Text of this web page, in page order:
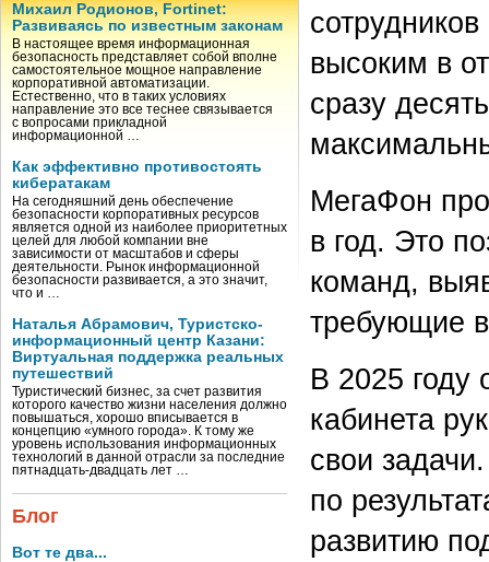
Михаил Родионов, Fortinet:
Развиваясь по известным законам
В настоящее время информационная
безопасность представляет собой вполне
самостоятельное мощное направление
корпоративной автоматизации.
Естественно, что в таких условиях
направление это все теснее связывается
с вопросами прикладной
информационной …
Как эффективно противостоять
кибератакам
На сегодняшний день обеспечение
безопасности корпоративных ресурсов
является одной из наиболее приоритетных
целей для любой компании вне
зависимости от масштабов и сферы
деятельности. Рынок информационной
безопасности развивается, а это значит,
что и …
Наталья Абрамович, Туристско-
информационный центр Казани:
Виртуальная поддержка реальных
путешествий
Туристический бизнес, за счет развития
которого качество жизни населения должно
повышаться, хорошо вписывается в
концепцию «умного города». К тому же
уровень использования информационных
технологий в данной отрасли за последние
пятнадцать-двадцать лет …
Блог
Вот те два...
высоким в
сразу
МегаФон
в год. Это
команд,
требующие
В 2025 году
кабинета
свои
по
развитию